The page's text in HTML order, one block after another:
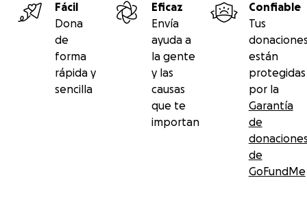
Fácil
Dona
de
forma
rápida y
sencilla
Eficaz
Envía
ayuda a
la gente
y las
causas
que te
importan
Confiable
Tus
están
protegidas
por la
Garantía
de
de
GoFundMe